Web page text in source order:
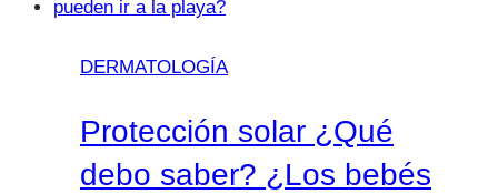
DERMATOLOGÍA
Protección solar ¿Qué
debo saber? ¿Los bebés